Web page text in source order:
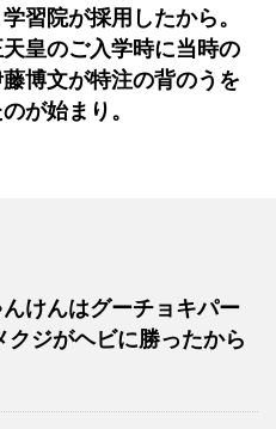
習院が採用したから。
皇のご入学時に当時の
博文が特注の背のうを
が始まり。
けんはグーチョキパー
クジがヘビに勝ったから